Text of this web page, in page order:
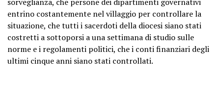
entrino costantemente nel villaggio per controllare la
situazione, che tutti i sacerdoti della diocesi siano stati
costretti a sottoporsi a una settimana di studio sulle
norme e i regolamenti politici, che i conti finanziari degli
ultimi cinque anni siano stati controllati.